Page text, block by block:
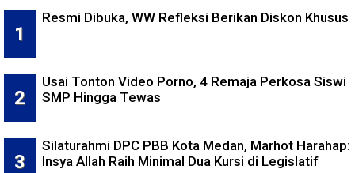
Resmi Dibuka, WW Refleksi Berikan Diskon Khusus
Usai Tonton Video Porno, 4 Remaja Perkosa Siswi
SMP Hingga Tewas
Silaturahmi DPC PBB Kota Medan, Marhot Harahap:
Insya Allah Raih Minimal Dua Kursi di Legislatif